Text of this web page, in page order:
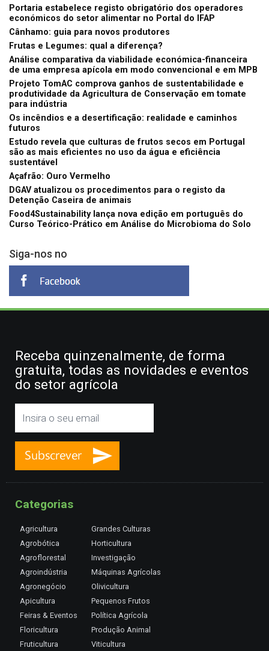
Portaria estabelece registo obrigatório dos operadores
económicos do setor alimentar no Portal do IFAP
Cânhamo: guia para novos produtores
Frutas e Legumes: qual a diferença?
Análise comparativa da viabilidade económica-financeira
de uma empresa apícola em modo convencional e em MPB
Projeto TomAC comprova ganhos de sustentabilidade e
produtividade da Agricultura de Conservação em tomate
para indústria
Os incêndios e a desertificação: realidade e caminhos
futuros
Estudo revela que culturas de frutos secos em Portugal
são as mais eficientes no uso da água e eficiência
sustentável
Açafrão: Ouro Vermelho
DGAV atualizou os procedimentos para o registo da
Detenção Caseira de animais
Food4Sustainability lança nova edição em português do
Curso Teórico-Prático em Análise do Microbioma do Solo
Siga-nos no
Receba quinzenalmente, de forma
gratuita, todas as novidades e eventos
do setor agrícola
Categorias
Agricultura
Agrobótica
Agroflorestal
Agroindústria
Agronegócio
Apicultura
Feiras & Eventos
Floricultura
Fruticultura
Grandes Culturas
Horticultura
Investigação
Máquinas Agrícolas
Olivicultura
Pequenos Frutos
Política Agrícola
Produção Animal
Viticultura